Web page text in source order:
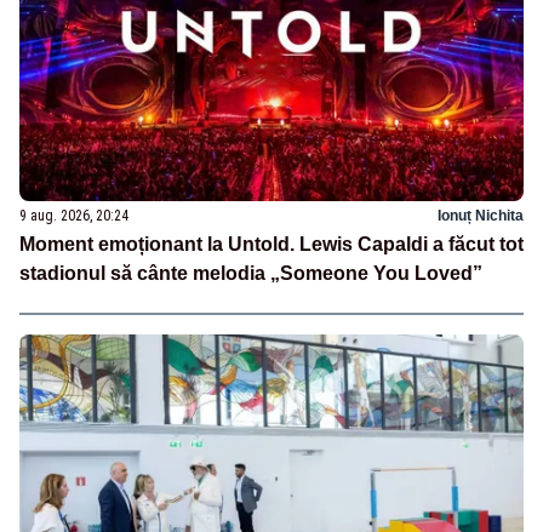
9 aug. 2026, 20:24 Ionuț Nichita
Moment emoționant la Untold. Lewis Capaldi a făcut tot
stadionul să cânte melodia „Someone You Loved”